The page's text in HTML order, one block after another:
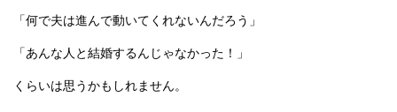
「何で夫は進んで動いてくれないんだろう」
「あんな人と結婚するんじゃなかった！」
くらいは思うかもしれません。